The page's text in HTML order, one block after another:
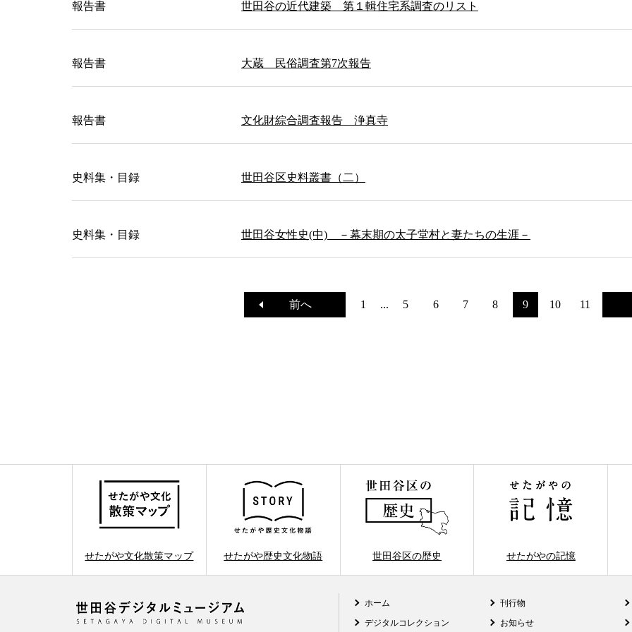
報告書 世田谷の近代建築 第１輯住宅系調査のリスト
報告書 大蔵 民俗調査第7次報告
報告書 文化財綜合調査報告 浄真寺
史料集・目録 世田谷区史料叢書（二）
史料集・目録 世田谷女性史(中) －幕末期の太子堂村と妻たちの生涯－
前へ 1 ... 5 6 7 8 9 10 11
せたがや文化散策マップ せたがや歴史文化物語 世田谷区の歴史 せたがやの記憶
ホーム
デジタルコレクション
刊行物
お知らせ